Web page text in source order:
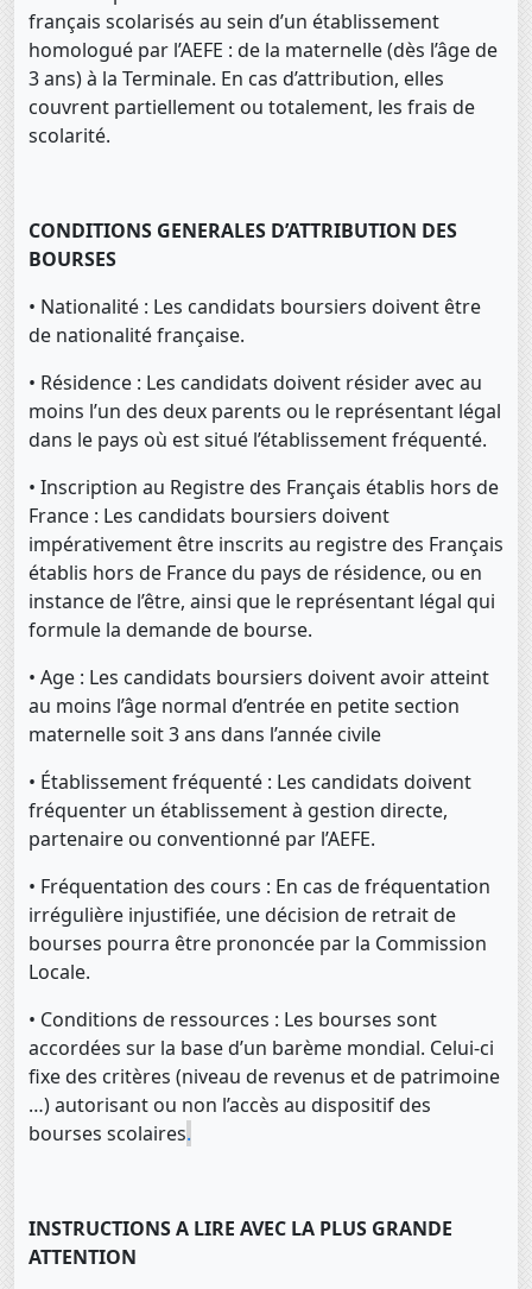
français scolarisés au sein d’un établissement
homologué par l’AEFE : de la maternelle (dès l’âge de
3 ans) à la Terminale. En cas d’attribution, elles
couvrent partiellement ou totalement, les frais de
scolarité.
CONDITIONS GENERALES D’ATTRIBUTION DES
BOURSES
• Nationalité : Les candidats boursiers doivent être
de nationalité française.
• Résidence : Les candidats doivent résider avec au
moins l’un des deux parents ou le représentant légal
dans le pays où est situé l’établissement fréquenté.
• Inscription au Registre des Français établis hors de
France : Les candidats boursiers doivent
impérativement être inscrits au registre des Français
établis hors de France du pays de résidence, ou en
instance de l’être, ainsi que le représentant légal qui
formule la demande de bourse.
• Age : Les candidats boursiers doivent avoir atteint
au moins l’âge normal d’entrée en petite section
maternelle soit 3 ans dans l’année civile
• Établissement fréquenté : Les candidats doivent
fréquenter un établissement à gestion directe,
partenaire ou conventionné par l’AEFE.
• Fréquentation des cours : En cas de fréquentation
irrégulière injustifiée, une décision de retrait de
bourses pourra être prononcée par la Commission
Locale.
• Conditions de ressources : Les bourses sont
accordées sur la base d’un barème mondial. Celui-ci
fixe des critères (niveau de revenus et de patrimoine
…) autorisant ou non l’accès au dispositif des
bourses scolaires.
INSTRUCTIONS A LIRE AVEC LA PLUS GRANDE
ATTENTION